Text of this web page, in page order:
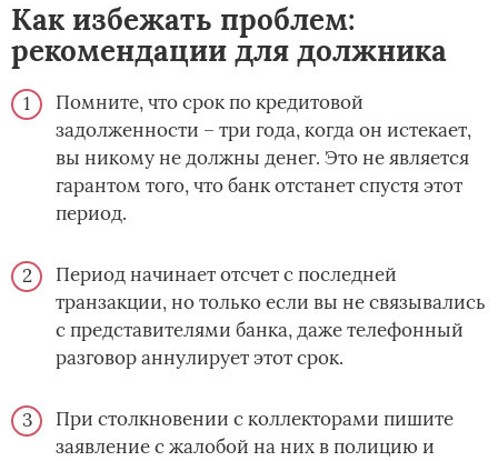
Как избежать проблем:
рекомендации для должника
Помните, что срок по кредитовой
задолженности – три года, когда он истекает,
вы никому не должны денег. Это не является
гарантом того, что банк отстанет спустя этот
период.
Период начинает отсчет с последней
транзакции, но только если вы не связывались
с представителями банка, даже телефонный
разговор аннулирует этот срок.
При столкновении с коллекторами пишите
заявление с жалобой на них в полицию и